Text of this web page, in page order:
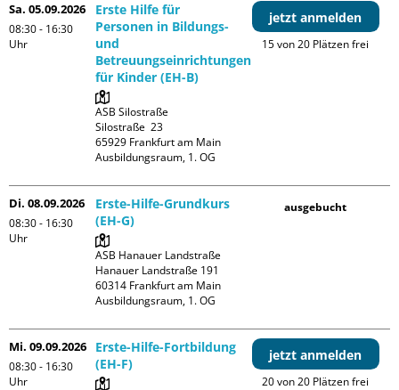
Sa. 05.09.2026
08:30 - 16:30
Uhr
Erste Hilfe für
Personen in Bildungs-
und
Betreuungseinrichtungen
für Kinder (EH-B)
ASB Silostraße
Silostraße  23
65929 Frankfurt am Main
Ausbildungsraum, 1. OG
jetzt anmelden
15 von 20 Plätzen frei
Di. 08.09.2026
08:30 - 16:30
Uhr
Erste-Hilfe-Grundkurs
(EH-G)
ASB Hanauer Landstraße
Hanauer Landstraße 191
60314 Frankfurt am Main
Ausbildungsraum, 1. OG
ausgebucht
Mi. 09.09.2026
08:30 - 16:30
Uhr
Erste-Hilfe-Fortbildung
(EH-F)
jetzt anmelden
20 von 20 Plätzen frei